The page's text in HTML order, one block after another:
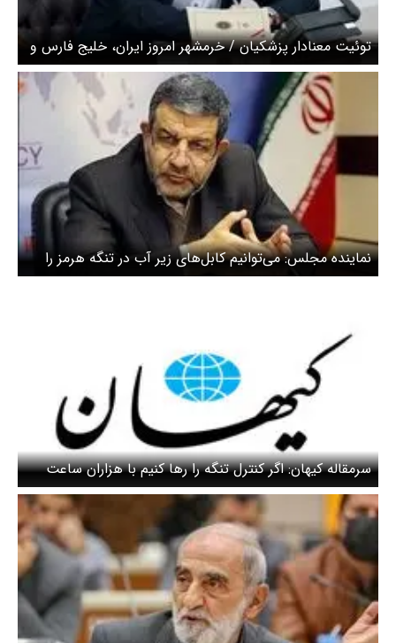
توئیت معنادار پزشکیان / خرمشهر امروز ایران، خلیج فارس و
تنگه هرمز است
نماینده مجلس: می‌توانیم کابل‌های زیر آب در تنگه هرمز را
قطع کنیم
سرمقاله کیهان: اگر کنترل تنگه را رها کنیم با هزاران ساعت
دیپلماسی و صدها بار سفر و صدها مبادله پیام به هیچ‌کدام از
ده بند حقوق اعلامی خود نخواهیم رسید